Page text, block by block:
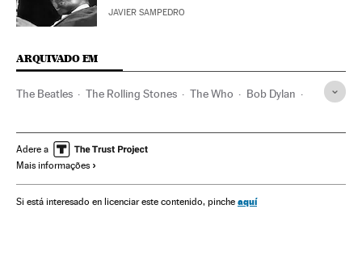
JAVIER SAMPEDRO
ARQUIVADO EM
The Beatles The Rolling Stones The Who Bob Dylan
Rock Estilos musicais Música
Adere a
Mais informações
Si está interesado en licenciar este contenido, pinche aquí